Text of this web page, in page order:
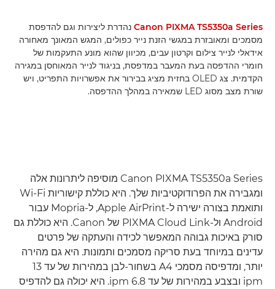
Canon PIXMA TS5350a Series נהדרת ליצירות וגם להדפסת
מסמכים ומאובזרת במגשי הזנת נייר כפולים, המגש המאונך מאחורה
אידאלי לנייר צילום וקרטון עבים, מכיוון שהוא מונע התעקמות של
חומרי ההדפסה בעת המעבר במדפסת, בניגוד לנייר המאוחסן במגירה
הקדמית. צג OLED בחזית מציג בבירור את אפשרויות התפריט, ויש
שורת מצב מסוג LED שמאירה במהלך ההדפסה.
Canon PIXMA TS5350a Series מוסיפה ליתרונות אלה
ומגבירה את הפרודוקטיביות שלך. היא כוללת קישוריות Wi-Fi
ותואמת בצורה ישירה ל-Apple AirPrint‏, ל-Mopria עבור
Android ול-PIXMA Cloud Link של Canon. היא כוללת גם
סורק באיכות גבוהה המאפשר לכידה והעתקה של פרטים
עדינים במיוחד בעת סריקה מסמכים ותמונות. היא גם מהירה
יותר, ומדפיסה מסמכי A4 בשחור-לבן במהירות של עד 13
ipm ובצבע במהירות של עד 6.8 ipm. היא יכולה גם להדפיס